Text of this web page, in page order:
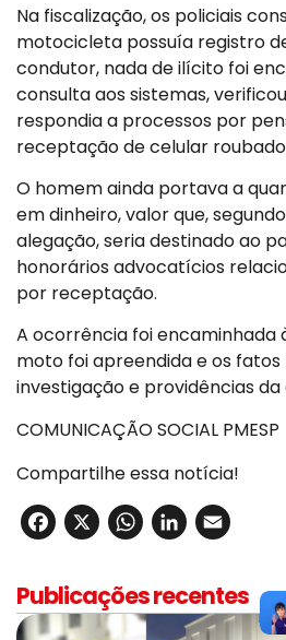
Na fiscalização, os policiais
motocicleta possuía registro
condutor, nada de ilícito foi
consulta aos sistemas,
respondia a processos por
receptação de celular
O homem ainda portava a
em dinheiro, valor que,
alegação, seria destinado ao
honorários advocatícios
por receptação.
A ocorrência foi encaminhada
moto foi apreendida e os
investigação e providências
COMUNICAÇÃO SOCIAL PMESP
Compartilhe essa notícia!
Facebook
X
Publicações recentes